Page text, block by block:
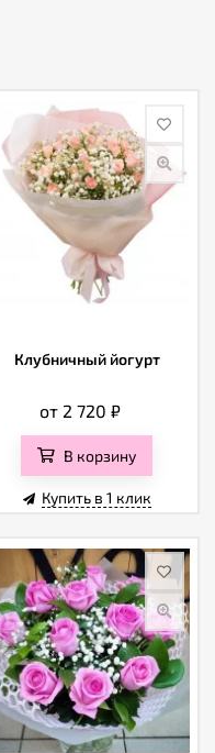
Клубничный йогурт
от 2 720₽
В корзину
Купить в 1 клик